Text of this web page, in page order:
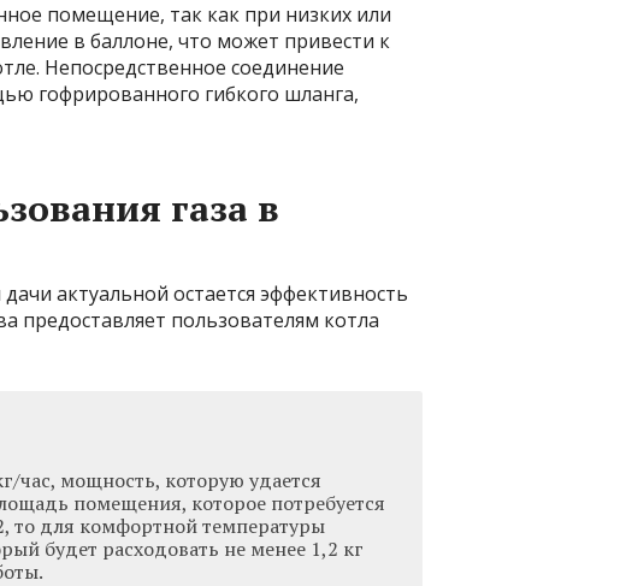
помещение, так как при низких или
в баллоне, что может привести к
Непосредственное соединение
гофрированного гибкого шланга,
газа в
актуальной остается эффективность
предоставляет пользователям котла
час, мощность, которую удается
помещения, которое потребуется
то для комфортной температуры
будет расходовать не менее 1,2 кг